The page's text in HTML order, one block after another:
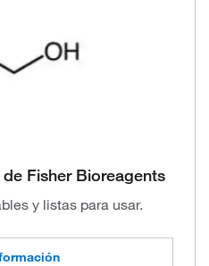
Fisher Bioreagents
y listas para usar.